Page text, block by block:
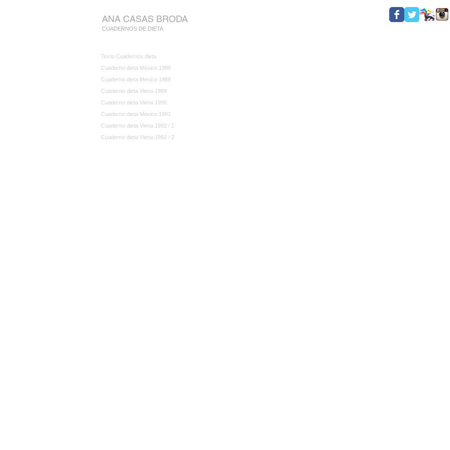
ANA CASAS BRODA
CUADERNOS DE DIETA
Texto Cuadernos dieta
Cuaderno dieta México 1986
Cuaderno dieta Mexico 1988
Cuaderno dieta Viena 1989
Cuaderno dieta Viena 1990
Cuaderno dieta México 1991
Cuaderno dieta Viena 1992 / 1
Cuaderno dieta Viena 1992 / 2